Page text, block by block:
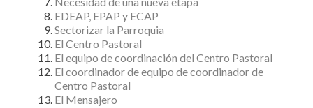
EDEAP, EPAP y ECAP
Sectorizar la Parroquia
El Centro Pastoral
El equipo de coordinación del Centro Pastoral
El coordinador de equipo de coordinador de
Centro Pastoral
El Mensajero